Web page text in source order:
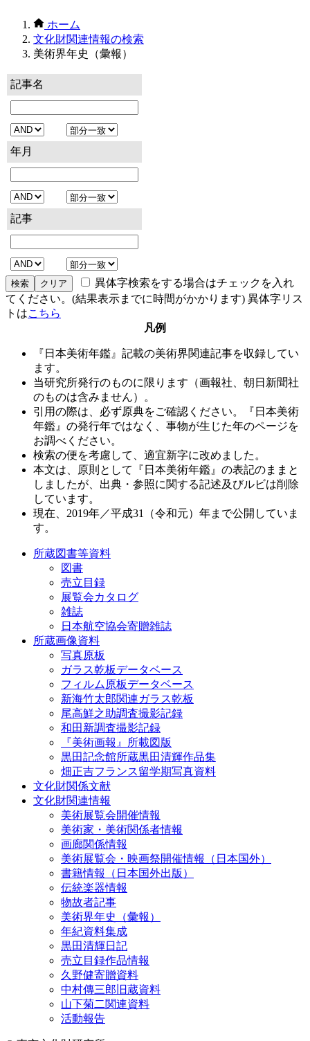
ホーム
文化財関連情報の検索
美術界年史（彙報）
記事名
年月
記事
異体字検索をする場合はチェックを入れ
てください。(結果表示までに時間がかかります) 異体字リス
トはこちら
凡例
『日本美術年鑑』記載の美術界関連記事を収録してい
ます。
当研究所発行のものに限ります（画報社、朝日新聞社
のものは含みません）。
引用の際は、必ず原典をご確認ください。『日本美術
年鑑』の発行年ではなく、事物が生じた年のページを
お調べください。
検索の便を考慮して、適宜新字に改めました。
本文は、原則として『日本美術年鑑』の表記のままと
しましたが、出典・参照に関する記述及びルビは削除
しています。
現在、2019年／平成31（令和元）年まで公開していま
す。
所蔵図書等資料
図書
売立目録
展覧会カタログ
雑誌
日本航空協会寄贈雑誌
所蔵画像資料
写真原板
ガラス乾板データベース
フィルム原板データベース
新海竹太郎関連ガラス乾板
尾高鮮之助調査撮影記録
和田新調査撮影記録
『美術画報』所載図版
黒田記念館所蔵黒田清輝作品集
畑正吉フランス留学期写真資料
文化財関係文献
文化財関連情報
美術展覧会開催情報
美術家・美術関係者情報
画廊関係情報
美術展覧会・映画祭開催情報（日本国外）
書籍情報（日本国外出版）
伝統楽器情報
物故者記事
美術界年史（彙報）
年紀資料集成
黒田清輝日記
売立目録作品情報
久野健寄贈資料
中村傳三郎旧蔵資料
山下菊二関連資料
活動報告